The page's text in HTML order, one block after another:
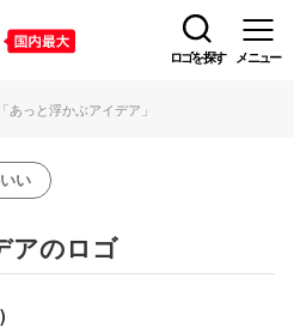
ロゴを探す メニュー
あっと浮かぶアイデア」
い
アのロゴ